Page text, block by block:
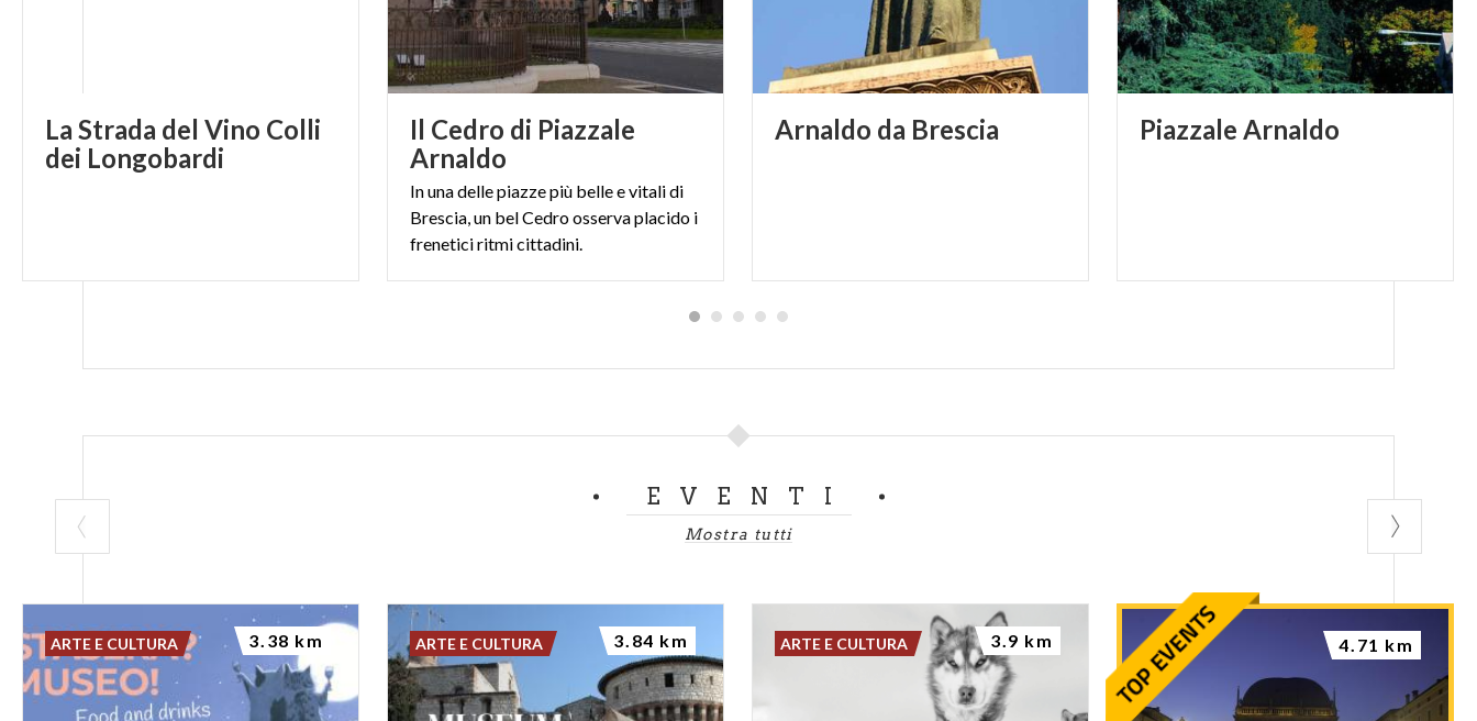
La Strada del Vino Colli
dei Longobardi
Il Cedro di Piazzale
Arnaldo
In una delle piazze più belle e vitali di
Brescia, un bel Cedro osserva placido i
frenetici ritmi cittadini.
Arnaldo da Brescia Piazzale Arnaldo
EVENTI
Mostra tutti
ARTE E CULTURA 3.38 km ARTE E CULTURA 3.84 km ARTE E CULTURA 3.9 km 4.71 km